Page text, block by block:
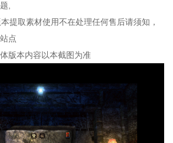
,
提取素材使用不在处理任何售后请须知，
点
版本内容以本截图为准